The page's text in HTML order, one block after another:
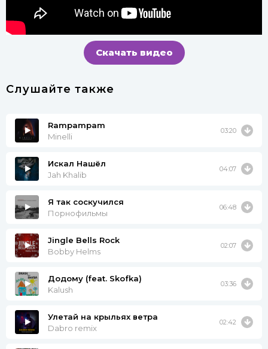
Скачать видео
Слушайте также
Rampampam
Minelli
03:20
Искал Нашёл
Jah Khalib
04:07
Я так соскучился
Порнофильмы
06:48
Jingle Bells Rock
Bobby Helms
02:07
Додому (feat. Skofka)
Kalush
03:36
Улетай на крыльях ветра
Dabro remix
02:42